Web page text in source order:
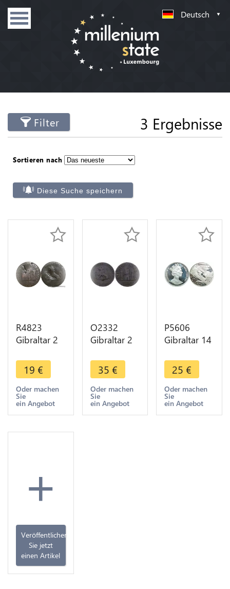
Deutsch
Filter 3 Ergebnisse
Sortieren nach
Diese Suche speichern
R4823
Gibraltar 2
Lion 1810 -
> Make
offer
19 €
Oder machen
Sie
ein Angebot
O2332
Gibraltar 2
George III
King of
Great Britain
1760-1820
CU
35 €
Oder machen
Sie
ein Angebot
P5606
Gibraltar 14
Elizabeth II
Eurotunnel
1993 Silver
Proof -> M
offer
25 €
Oder machen
Sie
ein Angebot
+
Veröffentlichen
Sie jetzt
einen Artikel